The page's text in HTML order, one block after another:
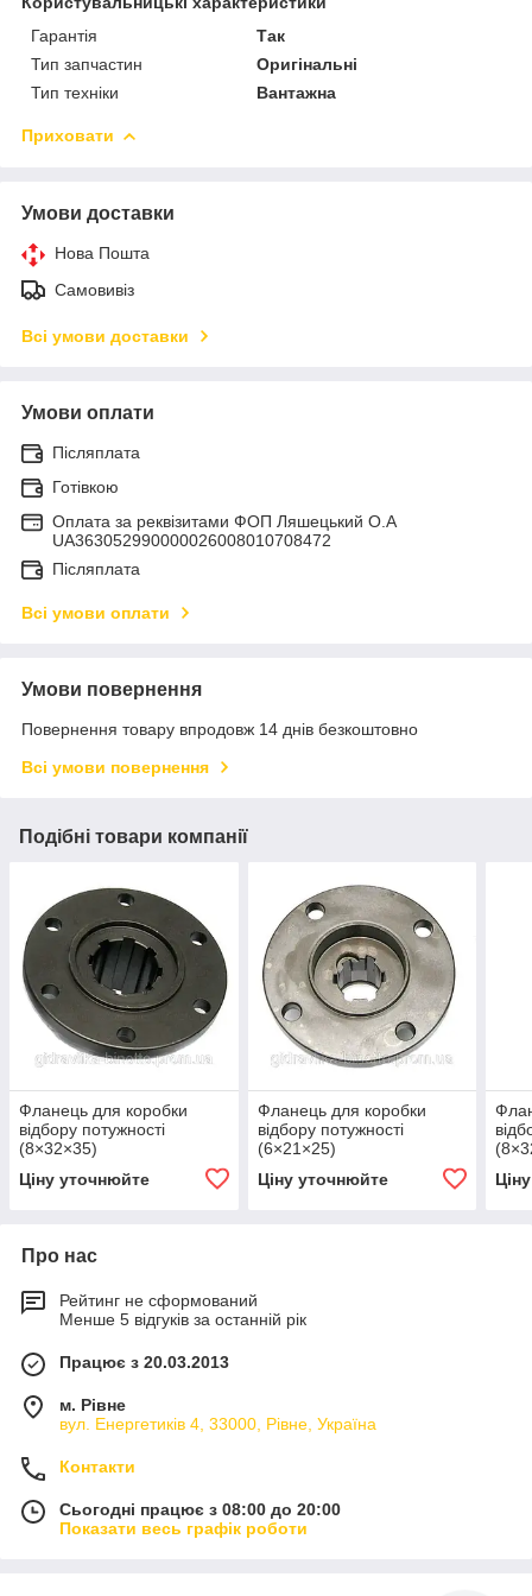
Гарантія
Так
Тип запчастин
Оригінальні
Тип техніки
Вантажна
Приховати
Умови доставки
Нова Пошта
Самовивіз
Всі умови доставки
Умови оплати
Післяплата
Готівкою
Оплата за реквізитами ФОП Ляшецький О.А
UA363052990000026008010708472
Післяплата
Всі умови оплати
Умови повернення
Повернення товару впродовж 14 днів безкоштовно
Всі умови повернення
Подібні товари компанії
Фланець для коробки
відбору потужності
(8×32×35)
Ціну уточнюйте
Фланець для коробки
відбору потужності
(6×21×25)
Ціну уточнюйте
Про нас
Рейтинг не сформований
Менше 5 відгуків за останній рік
Працює з 20.03.2013
м. Рівне
вул. Енергетиків 4, 33000, Рівне, Україна
Контакти
Сьогодні працює з 08:00 до 20:00
Показати весь графік роботи